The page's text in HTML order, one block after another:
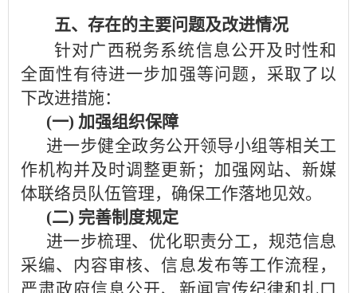
五、存在的主要问题及改进情况
针对广西税务系统信息公开及时性和
全面性有待进一步加强等问题，采取了以
下改进措施：
(一) 加强组织保障
进一步健全政务公开领导小组等相关工
作机构并及时调整更新；加强网站、新媒
体联络员队伍管理，确保工作落地见效。
(二) 完善制度规定
进一步梳理、优化职责分工，规范信息
采编、内容审核、信息发布等工作流程，
严肃政府信息公开、新闻宣传纪律和扎口